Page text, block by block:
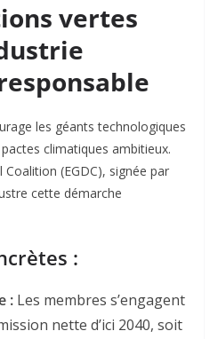
vertes
les géants technologiques
climatiques ambitieux.
(EGDC), signée par
cette démarche
:
: Les membres s’engagent
nette d’ici 2040, soit